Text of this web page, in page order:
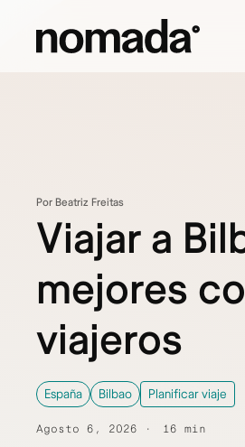
Por Beatriz Freitas
Viajar a
mejores
viajeros
España Bilbao Planificar viaje
Agosto 6, 2026 16 min